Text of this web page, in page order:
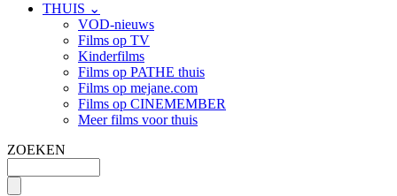
THUIS ⌄
VOD-nieuws
Films op TV
Kinderfilms
Films op PATHE thuis
Films op mejane.com
Films op CINEMEMBER
Meer films voor thuis
ZOEKEN